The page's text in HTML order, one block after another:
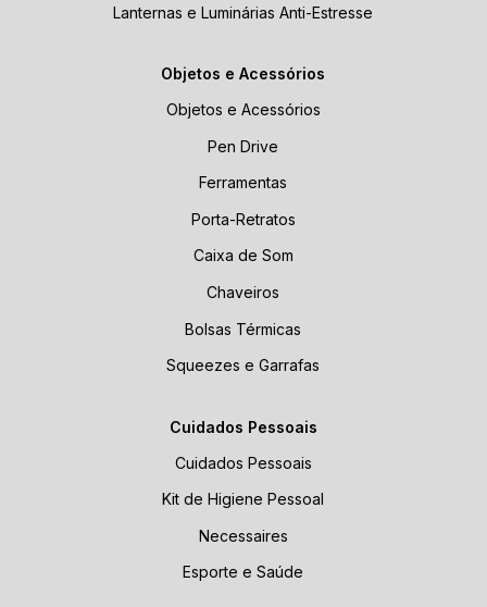
Lanternas e Luminárias Anti-Estresse
Objetos e Acessórios
Objetos e Acessórios
Pen Drive
Ferramentas
Porta-Retratos
Caixa de Som
Chaveiros
Bolsas Térmicas
Squeezes e Garrafas
Cuidados Pessoais
Cuidados Pessoais
Kit de Higiene Pessoal
Necessaires
Esporte e Saúde